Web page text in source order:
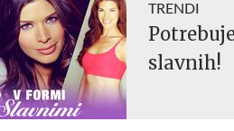
TRENDI
slavnih!